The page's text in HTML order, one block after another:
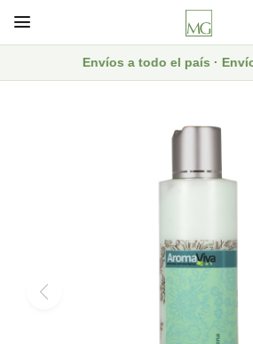

Envíos a todo el país ·